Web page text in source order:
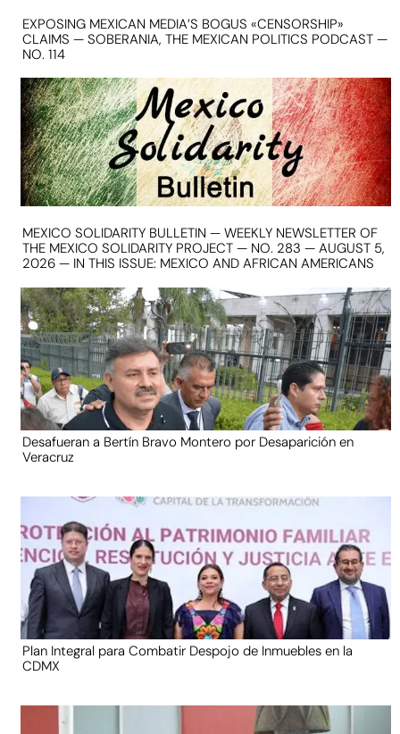
EXPOSING MEXICAN MEDIA’S BOGUS «CENSORSHIP»
CLAIMS — SOBERANIA, THE MEXICAN POLITICS PODCAST —
NO. 114
MEXICO SOLIDARITY BULLETIN — WEEKLY NEWSLETTER OF
THE MEXICO SOLIDARITY PROJECT — NO. 283 — AUGUST 5,
2026 — IN THIS ISSUE: MEXICO AND AFRICAN AMERICANS
Desafueran a Bertín Bravo Montero por Desaparición en
Veracruz
Plan Integral para Combatir Despojo de Inmuebles en la
CDMX